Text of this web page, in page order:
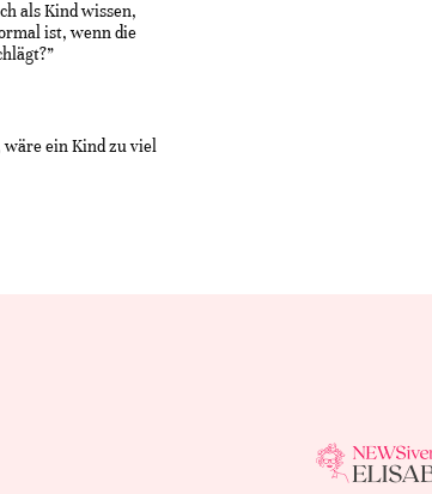
als Kind wissen,
ist, wenn die
wäre ein Kind zu viel